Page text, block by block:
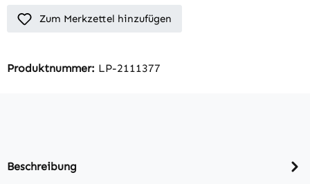
Zum Merkzettel hinzufügen
Produktnummer: LP-2111377
Beschreibung